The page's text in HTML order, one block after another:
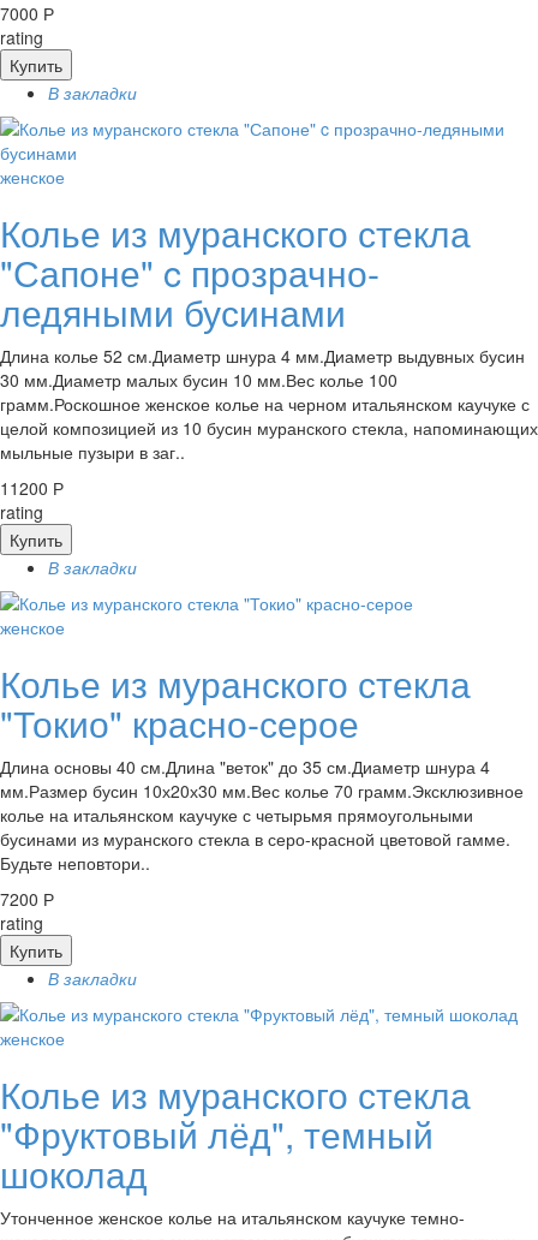
7000 Р
rating
Купить
В закладки
женское
Колье из муранского стекла
"Сапоне" c прозрачно-
ледяными бусинами
Длина колье 52 см.Диаметр шнура 4 мм.Диаметр выдувных бусин
30 мм.Диаметр малых бусин 10 мм.Вес колье 100
грамм.Роскошное женское колье на черном итальянском каучуке с
целой композицией из 10 бусин муранского стекла, напоминающих
мыльные пузыри в заг..
11200 Р
rating
Купить
В закладки
женское
Колье из муранского стекла
"Токио" красно-серое
Длина основы 40 см.Длина "веток" до 35 см.Диаметр шнура 4
мм.Размер бусин 10х20х30 мм.Вес колье 70 грамм.Эксклюзивное
колье на итальянском каучуке с четырьмя прямоугольными
бусинами из муранского стекла в серо-красной цветовой гамме.
Будьте неповтори..
7200 Р
rating
Купить
В закладки
женское
Колье из муранского стекла
"Фруктовый лёд", темный
шоколад
Утонченное женское колье на итальянском каучуке темно-